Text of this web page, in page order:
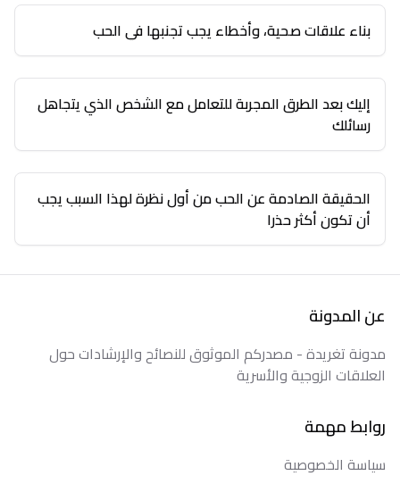
بناء علاقات صحية، وأخطاء يجب تجنبها في الحب
إليك بعد الطرق المجربة للتعامل مع الشخص الذي يتجاهل
رسائلك
الحقيقة الصادمة عن الحب من أول نظرة لهذا السبب يجب
أن تكون أكثر حذرا
عن المدونة
مدونة تغريدة - مصدركم الموثوق للنصائح والإرشادات حول
العلاقات الزوجية والأسرية
روابط مهمة
سياسة الخصوصية